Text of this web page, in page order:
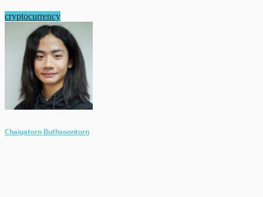
cryptocurrency
Chaiyatorn Buthsoontorn